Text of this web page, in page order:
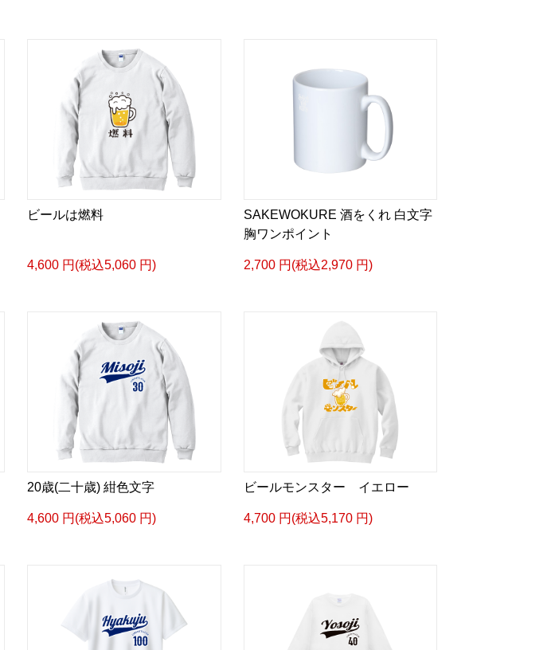
ビールは燃料
4,600 円(税込5,060 円)
SAKEWOKURE 酒をくれ 白文字
胸ワンポイント
2,700 円(税込2,970 円)
20歳(二十歳) 紺色文字
4,600 円(税込5,060 円)
ビールモンスター イエロー
4,700 円(税込5,170 円)